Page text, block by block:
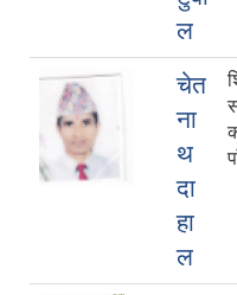
ल
चेत
ना
थ
दा
हा
ल